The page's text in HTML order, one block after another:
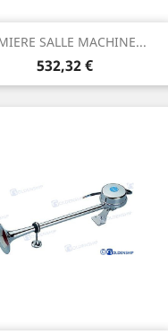
SALLE MACHINE...
Prix
532,32 €